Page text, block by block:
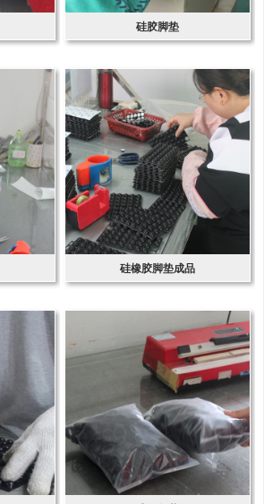
硅胶脚垫
硅橡胶脚垫成品